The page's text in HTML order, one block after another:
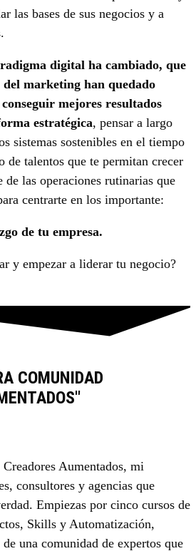
las bases de sus negocios y a
digital ha cambiado, que
marketing han quedado
mejores resultados
estratégica, pensar a largo
sistemas sostenibles en el tiempo
de talentos que te permitan crecer
las operaciones rutinarias que
centrarte en los importante:
de tu empresa.
y empezar a liderar tu negocio?
COMUNIDAD
Aumentados, mi
consultores y agencias que
Empiezas por cinco cursos de
Skills y Automatización,
una comunidad de expertos que